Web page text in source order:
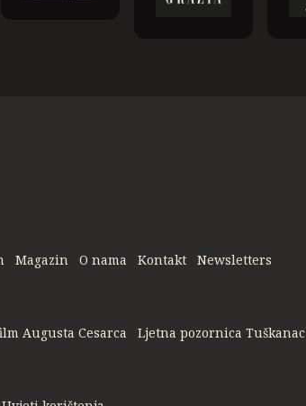
Magazin O nama Kontakt Newsletters
Augusta Cesarca Ljetna pozornica Tuškanac